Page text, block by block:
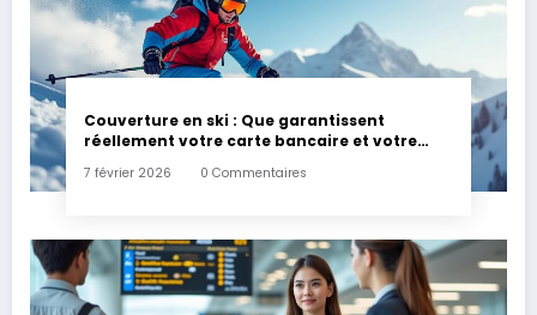
Couverture en ski : Que garantissent
réellement votre carte bancaire et votre
7 février 2026 0 Commentaires